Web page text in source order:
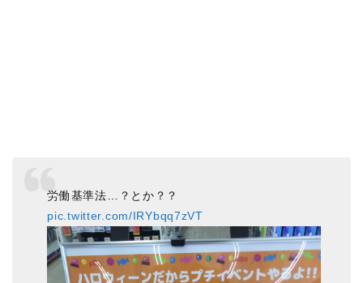
労働基準法…？とか？？
pic.twitter.com/IRYbqq7zVT